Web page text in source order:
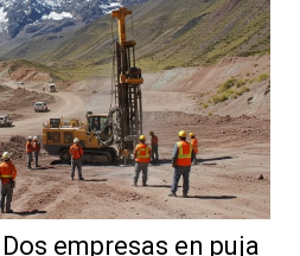
Dos empresas en puja